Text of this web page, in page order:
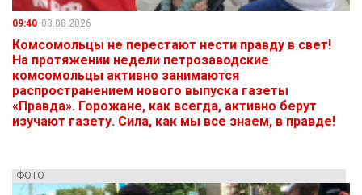
09:40 03.08.2026
Комсомольцы не перестают нести правду в свет!
На протяжении недели петрозаводские
комсомольцы активно занимаются
распространением нового выпуска газеты
«Правда». Горожане, как всегда, активно берут
изучают газету. Сила, как мы все знаем, в правде!
ФОТО